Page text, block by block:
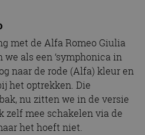
met de Alfa Romeo Giulia
als een ‘symphonica in
naar de rode (Alfa) kleur en
het optrekken. Die
nu zitten we in de versie
zelf mee schakelen via de
het hoeft niet.